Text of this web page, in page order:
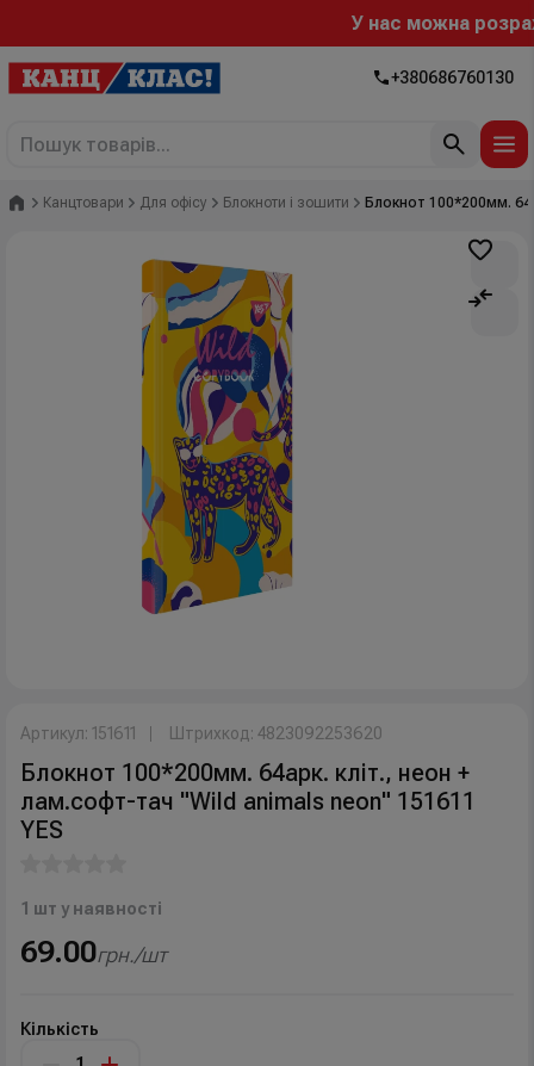
У нас можна
+380686760130
Головна
Канцтовари Для офісу Блокноти і зошити Блокнот 100*200мм.
Артикул: 151611 Штрихкод: 4823092253620
Блокнот 100*200мм. 64арк. кліт., неон +
лам.софт-тач "Wild animals neon" 151611
YES
1 шт у наявності
69.00грн./шт
Кількість